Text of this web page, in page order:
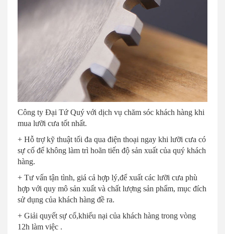
Công ty Đại Tứ Quý với dịch vụ chăm sóc khách hàng khi
mua lưỡi cưa tốt nhất.
+ Hỗ trợ kỹ thuật tối đa qua điện thoại ngay khi lưỡi cưa có
sự cố để không làm trì hoãn tiến độ sản xuất của quý khách
hàng.
+ Tư vấn tận tình, giá cả hợp lý,để xuất các lưỡi cưa phù
hợp với quy mô sản xuất và chất lượng sản phẩm, mục đích
sử dụng của khách hàng đề ra.
+ Giải quyết sự cố,khiếu nại của khách hàng trong vòng
12h làm việc .